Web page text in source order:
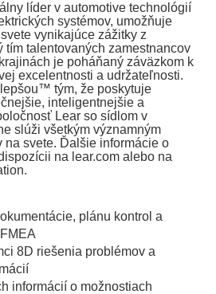
líder v automotive technológií
systémov, umožňuje
vynikajúce zážitky z
tím talentovaných zamestnancov
je poháňaný záväzkom k
excelentnosti a udržateľnosti.
tým, že poskytuje
inteligentnejšie a
Lear so sídlom v
slúži všetkým významným
na svete. Ďalšie informácie o
na lear.com alebo na
plánu kontrol a
8D riešenia problémov a
informácií o možnostiach